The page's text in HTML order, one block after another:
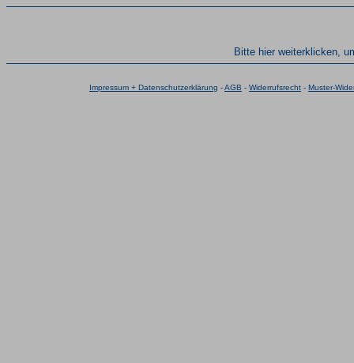
Bitte hier weiterklicken,
Impressum + Datenschutzerklärung -AGB - Widerrufsrecht - Muster-